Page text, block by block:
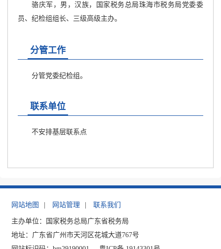
骆庆军，男，汉族，国家税务总局珠海市税务局党委委
员、纪检组组长、三级高级主办。
分管工作
分管党委纪检组。
联系单位
不安排基层联系点
网站地图 网站管理 联系我们
主办单位：国家税务总局广东省税务局
地址：广东省广州市天河区花城大道767号